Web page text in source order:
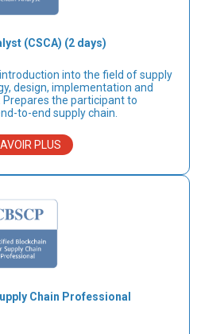
(CSCA) (2 days)
into the field of supply
design, implementation and
Prepares the participant to
to-end supply chain.
PLUS
Chain Professional